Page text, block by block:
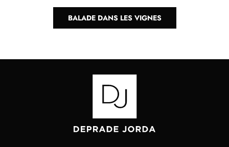
BALADE DANS LES VIGNES